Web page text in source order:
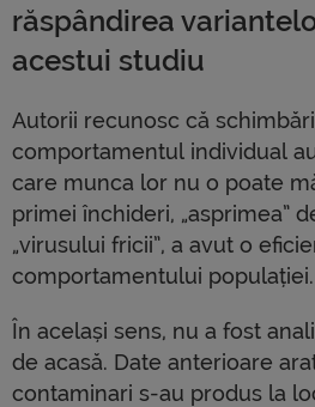
răspândirea
acestui studiu
Autorii recunosc că
comportamentul individual
care munca lor nu o poate
primei închideri, „asprimea”
„virusului fricii”, a avut o
comportamentului populației.
În același sens, nu a fost
de acasă. Date anterioare
contaminari s-au produs la